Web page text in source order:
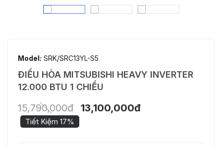
Model: SRK/SRC13YL-S5
ĐIỀU HÒA MITSUBISHI HEAVY INVERTER
12.000 BTU 1 CHIỀU
15,790,000đ 13,100,000đ
Tiết Kiệm 17%